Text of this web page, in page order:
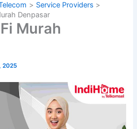
Service Providers
Denpasar
Murah
2025